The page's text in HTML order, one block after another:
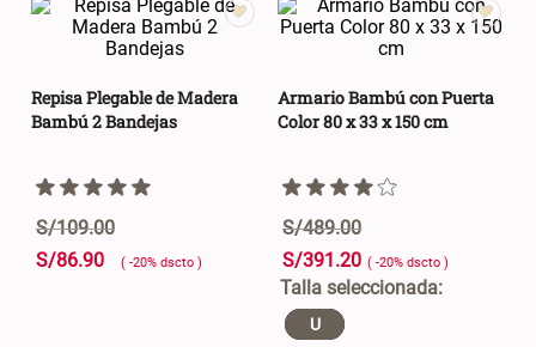
Canasto Ropa Bambú Redondo
S/ 69.90
Mueble Repisa Bambú 4
Bandejas con Puerta 23 x 23 x
S/ 169.00 S/ 135.20
Comoda Bambú con Puertas 80
S/ 319.00S/ 254.90
Almohada Sensación Plumas
S/ 74.90
Set 2 Almohadas Hollow
Repisa Plegable de Madera
Bambú 2 Bandejas
S/109.00
S/86.90 ( -20% dscto )
Armario Bambú con Puerta
Color 80 x 33 x 150 cm
S/489.00
S/391.20 ( -20% dscto )
U